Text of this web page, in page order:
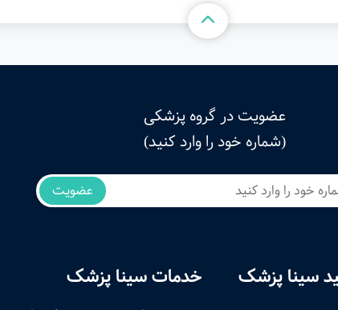
عضویت در گروه پزشکی
(شماره خود را وارد کنید)
عضویت
سینا پزشک خدمات سینا پزشک